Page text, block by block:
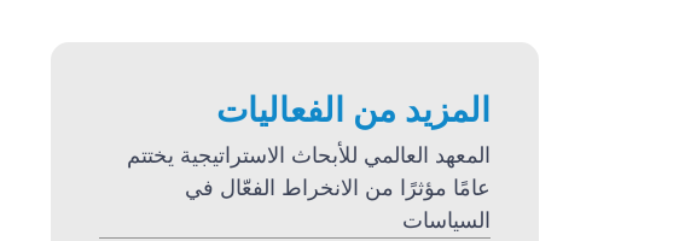
المزيد من الفعاليات
المعهد العالمي للأبحاث الاستراتيجية يختتم
عامًا مؤثرًا من الانخراط الفعّال في
السياسات